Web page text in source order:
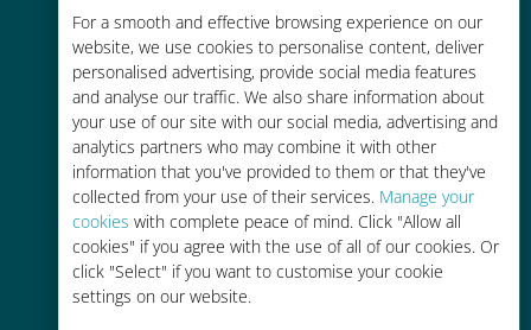
For a smooth and effective browsing experience on our
website, we use cookies to personalise content, deliver
personalised advertising, provide social media features
and analyse our traffic. We also share information about
your use of our site with our social media, advertising and
analytics partners who may combine it with other
information that you've provided to them or that they've
collected from your use of their services. Manage your
cookies with complete peace of mind. Click "Allow all
cookies" if you agree with the use of all of our cookies. Or
click "Select" if you want to customise your cookie
settings on our website.
Économique
Jusqu'à 90 % moins cher que les
frais d'itinérance avec votre
opérateur habituel
Recharge facile
Partout via l'app Ubigi, même sans